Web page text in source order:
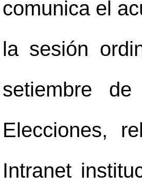
comunica el
la sesión
setiembre
Elecciones,
Intranet